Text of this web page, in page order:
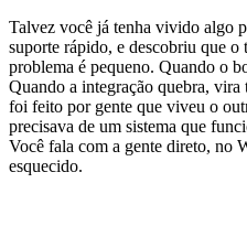
Talvez você já tenha vivido algo
suporte rápido, e descobriu que o
problema é pequeno. Quando o
Quando a integração quebra,
foi feito por gente que viveu o
precisava de um sistema que
Você fala com a gente direto, no
esquecido.